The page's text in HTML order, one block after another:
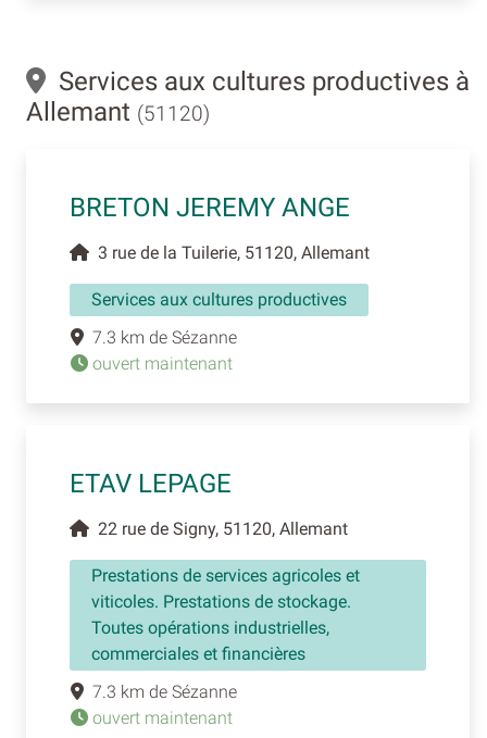
Services aux cultures productives à
Allemant (51120)
BRETON JEREMY ANGE
3 rue de la Tuilerie, 51120, Allemant
Services aux cultures productives
7.3 km de Sézanne
ouvert maintenant
ETAV LEPAGE
22 rue de Signy, 51120, Allemant
Prestations de services agricoles et
viticoles. Prestations de stockage.
Toutes opérations industrielles,
commerciales et financières
7.3 km de Sézanne
ouvert maintenant